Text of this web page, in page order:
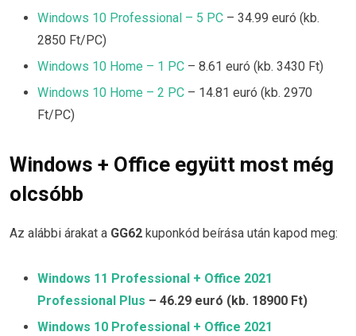
Windows 10 Professional – 5 PC – 34.99 euró (kb.
2850 Ft/PC)
Windows 10 Home – 1 PC – 8.61 euró (kb. 3430 Ft)
Windows 10 Home – 2 PC – 14.81 euró (kb. 2970
Ft/PC)
Windows + Office együtt most még
olcsóbb
Az alábbi árakat a GG62 kuponkód beírása után kapod meg:
Windows 11 Professional + Office 2021
Professional Plus – 46.29 euró (kb. 18900 Ft)
Windows 10 Professional + Office 2021